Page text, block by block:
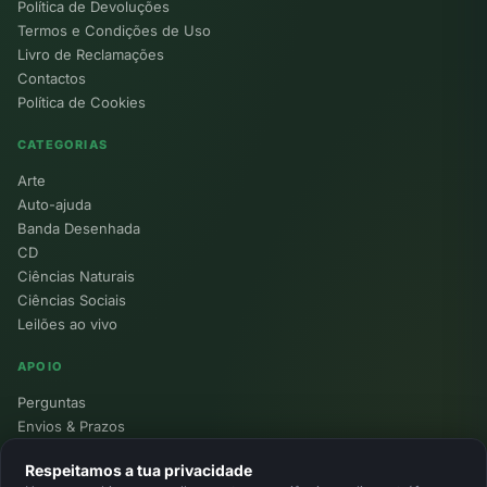
Política de Devoluções
Termos e Condições de Uso
Livro de Reclamações
Contactos
Política de Cookies
CATEGORIAS
Arte
Auto-ajuda
Banda Desenhada
CD
Ciências Naturais
Ciências Sociais
Leilões ao vivo
APOIO
Perguntas
Envios & Prazos
Devoluções
Respeitamos a tua privacidade